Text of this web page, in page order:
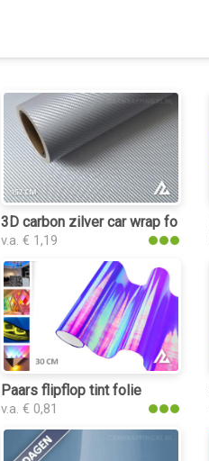
3D carbon zilver car wrap folie
v.a. € 1,19
Paars flipflop tint folie
v.a. € 0,81